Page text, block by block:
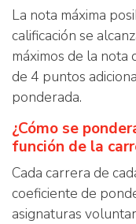
La nota máxima
calificación se
máximos de la nota
de 4 puntos
ponderada.
¿Cómo se
función de la
Cada carrera de
coeficiente de
asignaturas